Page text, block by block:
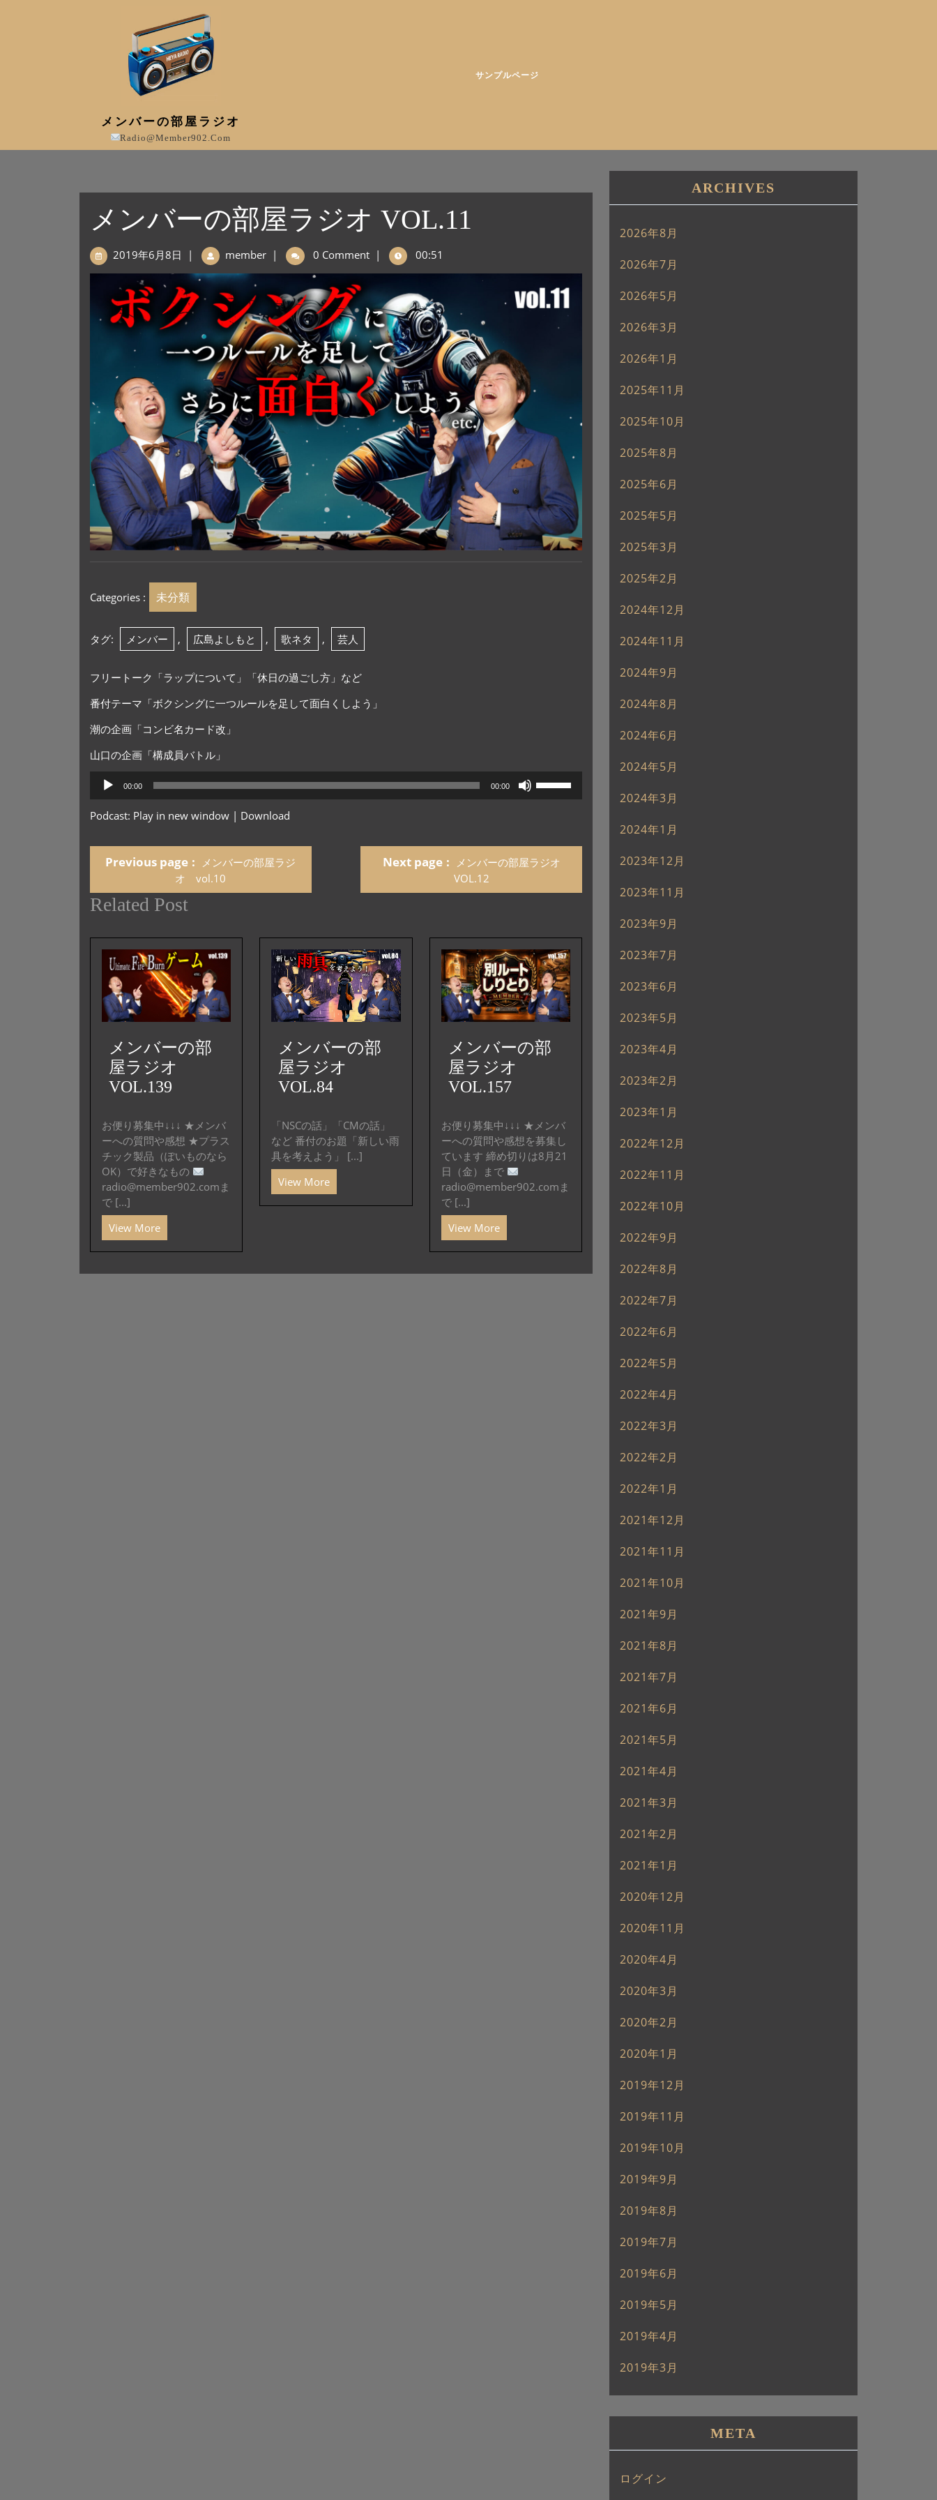
メンバーの部屋ラジオ
Radio@member902.com
サンプルページ
メンバーの部屋ラジオ VOL.11
2019年6月8日 | member | 0 Comment | 00:51
Categories : 未分類
タグ: メンバー , 広島よしもと , 歌ネタ , 芸人
フリートーク「ラップについて」「休日の過ごし方」など
番付テーマ「ボクシングに一つルールを足して面白くしよう」
潮の企画「コンビ名カード改」
山口の企画「構成員バトル」
プ
00:00 00:00
節
矢
印
キ
ー
を
使
っ
て
Podcast: Play in new window | Download
Previous page
メンバーの部屋ラジ
オ vol.10
Next page
メンバーの部屋ラジオ
VOL.12
Related Post
メンバーの部
屋ラジオ
VOL.139
お便り募集中↓↓↓ ★メンバ
ーへの質問や感想 ★プラス
チック製品（ぽいものなら
OK）で好きなもの
radio@member902.comま
で [...]
View More
メンバーの部
屋ラジオ
VOL.84
「NSCの話」「CMの話」
など 番付のお題「新しい雨
具を考えよう」 [...]
View More
メンバーの部
屋ラジオ
VOL.157
お便り募集中↓↓↓ ★メンバ
ーへの質問や感想を募集し
ています 締め切りは8月21
日（金）まで
radio@member902.comま
で [...]
View More
ARCHIVES
2026年8月
2026年7月
2026年5月
2026年3月
2026年1月
2025年11月
2025年10月
2025年8月
2025年6月
2025年5月
2025年3月
2025年2月
2024年12月
2024年11月
2024年9月
2024年8月
2024年6月
2024年5月
2024年3月
2024年1月
2023年12月
2023年11月
2023年9月
2023年7月
2023年6月
2023年5月
2023年4月
2023年2月
2023年1月
2022年12月
2022年11月
2022年10月
2022年9月
2022年8月
2022年7月
2022年6月
2022年5月
2022年4月
2022年3月
2022年2月
2022年1月
2021年12月
2021年11月
2021年10月
2021年9月
2021年8月
2021年7月
2021年6月
2021年5月
2021年4月
2021年3月
2021年2月
2021年1月
2020年12月
2020年11月
2020年4月
2020年3月
2020年2月
2020年1月
2019年12月
2019年11月
2019年10月
2019年9月
2019年8月
2019年7月
2019年6月
2019年5月
2019年4月
2019年3月
META
ログイン